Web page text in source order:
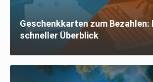
Geschenkkarten zum Bezahlen:
schneller Überblick